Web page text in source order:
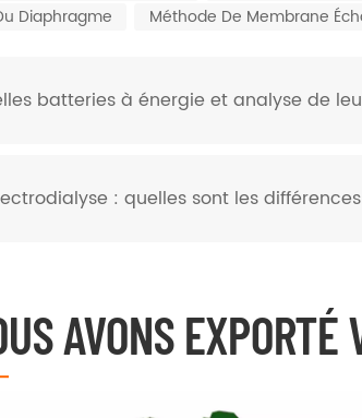
Diaphragme Méthode De Membrane
batteries à énergie et analyse de
: quelles sont les différences
AVONS EXPORTÉ